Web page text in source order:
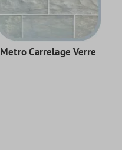
Metro Carrelage Verre